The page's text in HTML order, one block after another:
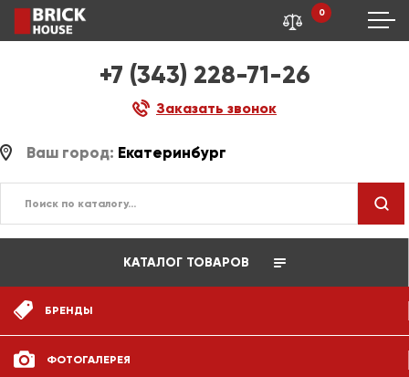
+7 (343) 228-71-26
Заказать звонок
0
Ваш город: Екатеринбург
КАТАЛОГ ТОВАРОВ
БРЕНДЫ
ФОТОГАЛЕРЕЯ